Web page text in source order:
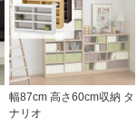
幅87cm 高さ60cm収納 タ
ナリオ